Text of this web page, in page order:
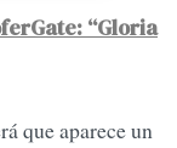
“Gloria
que aparece un